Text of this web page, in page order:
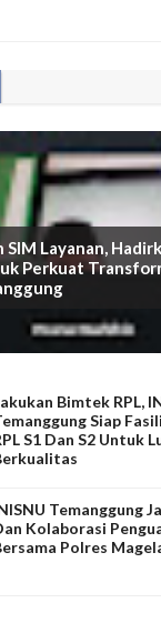
SIM Layanan,
Perkuat
Bimtek RPL,
Siap
S1 Dan S2 Untuk
Temanggung
Kolaborasi
Polres